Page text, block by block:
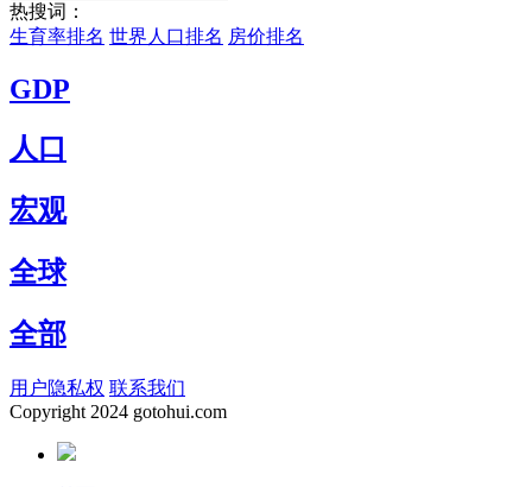
热搜词：
生育率排名 世界人口排名 房价排名
GDP
人口
宏观
全球
全部
用户隐私权 联系我们
Copyright 2024 gotohui.com